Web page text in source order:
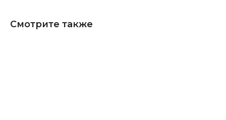
Смотрите также